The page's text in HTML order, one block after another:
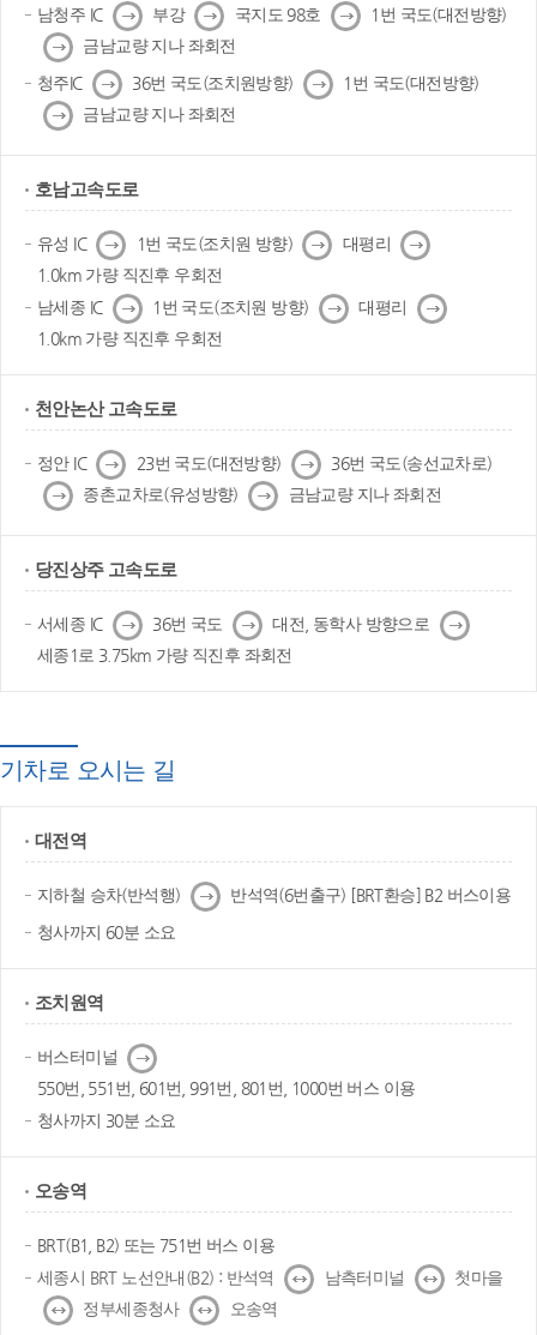
남청주 IC 다
음
부강 다
음
국지도 98호 다
음
1번 국도(대전방향)
다
음
금남교량 지나 좌회전
청주IC 다
음
36번 국도(조치원방향) 다
음
1번 국도(대전방향)
다
음
금남교량 지나 좌회전
호남고속도로
유성 IC 다
음
1번 국도(조치원 방향) 다
음
대평리 다
음
1.0km 가량 직진후 우회전
남세종 IC 다
음
1번 국도(조치원 방향) 다
음
대평리
다
음
1.0km 가량 직진후 우회전
천안논산 고속도로
정안 IC 다
음
23번 국도(대전방향) 다
음
36번 국도(송선교차로)
다
음
종촌교차로(유성방향) 다
음
금남교량 지나 좌회전
당진상주 고속도로
서세종 IC 다
음
36번 국도 다
음
대전, 동학사 방향으로 다
음
세종1로 3.75km 가량 직진후 좌회전
기차로 오시는 길
대전역
지하철 승차(반석행) 다
음
반석역(6번출구) [BRT환승] B2 버스이용
청사까지 60분 소요
조치원역
버스터미널 다
음
550번, 551번, 601번, 991번, 801번, 1000번 버스 이용
청사까지 30분 소요
오송역
BRT(B1, B2) 또는 751번 버스 이용
세종시 BRT 노선안내(B2) : 반석역
↔ 남측터미널 ↔
첫마을
↔
정부세종청사 ↔
오송역